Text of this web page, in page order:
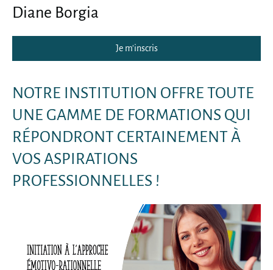
Diane Borgia
Je m'inscris
NOTRE INSTITUTION OFFRE TOUTE
UNE GAMME DE FORMATIONS QUI
RÉPONDRONT CERTAINEMENT À
VOS ASPIRATIONS
PROFESSIONNELLES !